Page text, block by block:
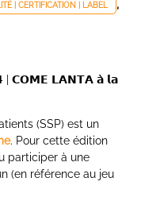
| CERTIFICATION | LABEL ,
| 𝗖𝗢𝗠𝗘 𝗟𝗔𝗡𝗧𝗔 𝗮̀ 𝗹𝗮
(SSP) est un
. Pour cette édition
participer à une
(en référence au jeu